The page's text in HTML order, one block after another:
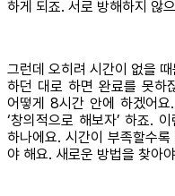
하게 되죠. 서로 방해하지 않
그런데 오히려 시간이 없을
하던 대로 하면 완료를 못하
어떻게 8시간 안에 하겠어
‘창의적으로 해보자’ 하죠.
하나에요. 시간이 부족할수
야 해요. 새로운 방법을 찾아